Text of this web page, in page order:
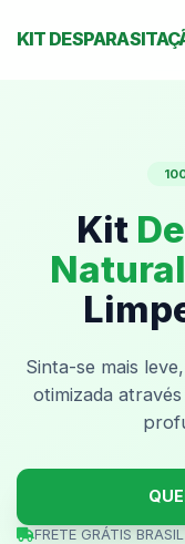
KIT
Kit
Natural
Sinta-se mais
otimizada
FRETE GRÁTIS BRASIL